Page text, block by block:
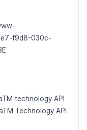
f9d8-030c-
technology API
Technology API